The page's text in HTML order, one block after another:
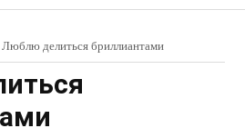
Люблю делиться бриллиантами